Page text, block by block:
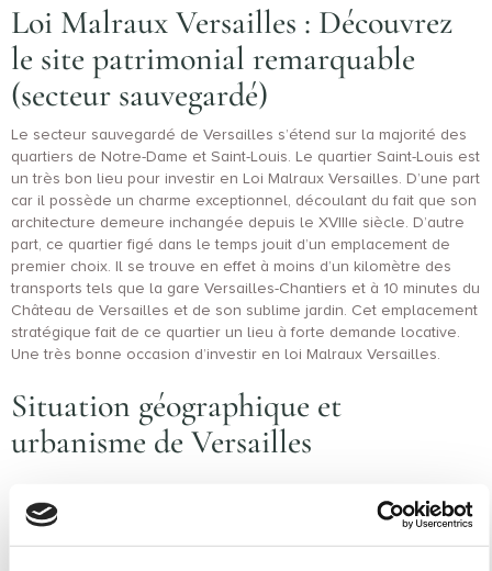
Loi Malraux Versailles : Découvrez
le site patrimonial remarquable
(secteur sauvegardé)
Le secteur sauvegardé de Versailles s’étend sur la majorité des
quartiers de Notre-Dame et Saint-Louis. Le quartier Saint-Louis est
un très bon lieu pour investir en Loi Malraux Versailles. D’une part
car il possède un charme exceptionnel, découlant du fait que son
architecture demeure inchangée depuis le XVIIIe siècle. D’autre
part, ce quartier figé dans le temps jouit d’un emplacement de
premier choix. Il se trouve en effet à moins d’un kilomètre des
transports tels que la gare Versailles-Chantiers et à 10 minutes du
Château de Versailles et de son sublime jardin. Cet emplacement
stratégique fait de ce quartier un lieu à forte demande locative.
Une très bonne occasion d’investir en loi Malraux Versailles.
Situation géographique et
urbanisme de Versailles
Zoom sur la géographie de la ville
Versailles est le chef-lieu de son département, les Yvelines.